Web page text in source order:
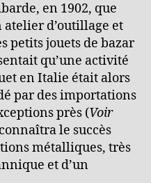
en 1902, que
d’outillage et
petits jouets de bazar
qu’une activité
en Italie était alors
par des importations
près (Voir
le succès
métalliques, très
et d’un